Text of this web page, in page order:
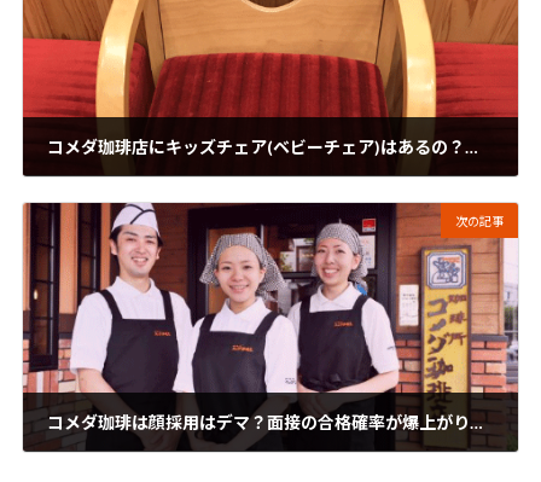
コメダ珈琲店にキッズチェア(ベビーチェア)はあるの？ベビーカー持ち込みも解説！
次の記事
コメダ珈琲は顔採用はデマ？面接の合格確率が爆上がりする裏技を解説！